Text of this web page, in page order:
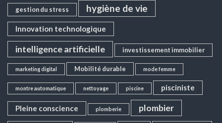
gestion du stress hygiène de vie
Innovation technologique
intelligence artificielle investissement immobilier
marketing digital Mobilité durable mode femme
montre automatique nettoyage piscine pisciniste
Pleine conscience plomberie plombier